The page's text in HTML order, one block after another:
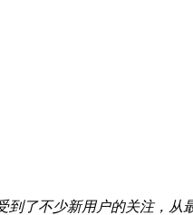
了不少新用户的关注，